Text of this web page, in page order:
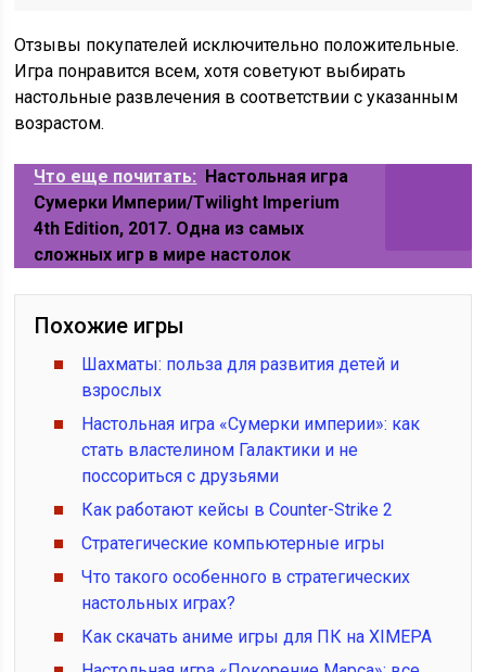
Отзывы покупателей исключительно положительные.
Игра понравится всем, хотя советуют выбирать
настольные развлечения в соответствии с указанным
возрастом.
Что еще почитать: Настольная игра
Сумерки Империи/Twilight Imperium
4th Edition, 2017. Одна из самых
сложных игр в мире настолок
Похожие игры
Шахматы: польза для развития детей и
взрослых
Настольная игра «Сумерки империи»: как
стать властелином Галактики и не
поссориться с друзьями
Как работают кейсы в Counter-Strike 2
Стратегические компьютерные игры
Что такого особенного в стратегических
настольных играх?
Как скачать аниме игры для ПК на XIMEPA